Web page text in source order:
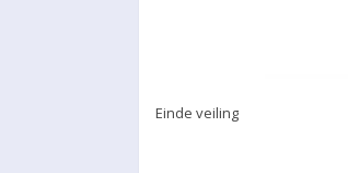
Einde veiling